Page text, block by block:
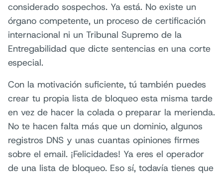
considerado sospechos. Ya está. No existe un
órgano competente, un proceso de certificación
internacional ni un Tribunal Supremo de la
Entregabilidad que dicte sentencias en una corte
especial.
Con la motivación suficiente, tú también puedes
crear tu propia lista de bloqueo esta misma tarde
en vez de hacer la colada o preparar la merienda.
No te hacen falta más que un dominio, algunos
registros DNS y unas cuantas opiniones firmes
sobre el email. ¡Felicidades! Ya eres el operador
de una lista de bloqueo. Eso sí, todavía tienes que